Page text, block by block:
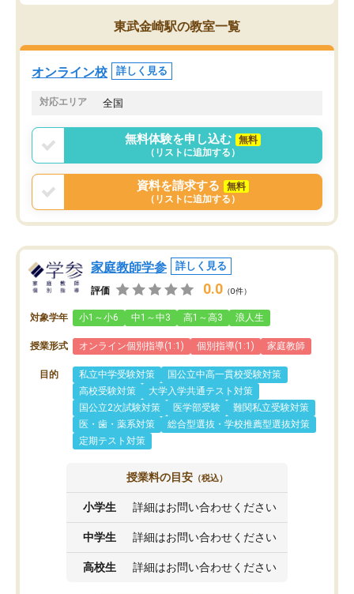
東武金崎駅の教室一覧
オンライン校 詳しく見る
対応エリア 全国
無料体験を申し込む
無料
（リストに追加する）
資料を請求する
無料
（リストに追加する）
家庭教師学参 詳しく見る
評価 0.0 （0件）
対象学年 小1～小6 中1～中3 高1～高3 浪人生
授業形式 オンライン個別指導(1:1) 個別指導(1:1) 家庭教師
目的 私立中学受験対策
国公立中高一貫校受験対策
高校受験対策
大学入学共通テスト対策
国公立2次試験対策
医学部受験
難関私立受験対策
医・歯・薬系対策
総合型選抜・学校推薦型選抜対策
定期テスト対策
授業料の目安 （税込）
小学生 詳細はお問い合わせください
中学生 詳細はお問い合わせください
高校生 詳細はお問い合わせください